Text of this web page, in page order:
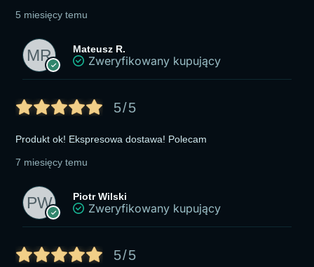
5 miesięcy temu
Mateusz R.
Zweryfikowany kupujący
5/5
Produkt ok! Ekspresowa dostawa! Polecam
7 miesięcy temu
Piotr Wilski
Zweryfikowany kupujący
5/5